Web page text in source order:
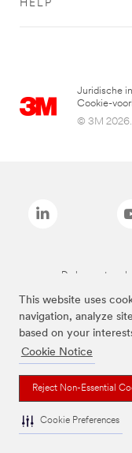
This website uses
navigation, analyze
based on your
Cookie Notice
Reject Non-Essential
Cookie Preferences
HELP
Juridische
Cookie-
© 3M 2026.
De